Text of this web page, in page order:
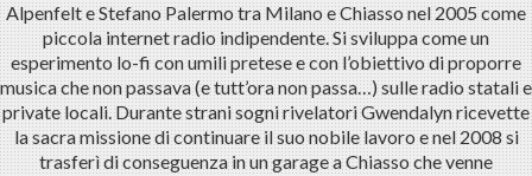
Alpenfelt e Stefano Palermo tra Milano e Chiasso nel 2005 come
piccola internet radio indipendente. Si sviluppa come un
esperimento lo-fi con umili pretese e con l’obiettivo di proporre
musica che non passava (e tutt’ora non passa…) sulle radio statali e
private locali. Durante strani sogni rivelatori Gwendalyn ricevette
la sacra missione di continuare il suo nobile lavoro e nel 2008 si
trasferì di conseguenza in un garage a Chiasso che venne